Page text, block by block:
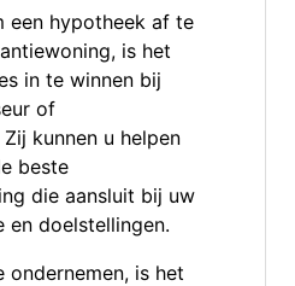
een hypotheek af te
is het
in te winnen bij
of
kunnen u helpen
beste
die aansluit bij uw
en doelstellingen.
ondernemen, is het